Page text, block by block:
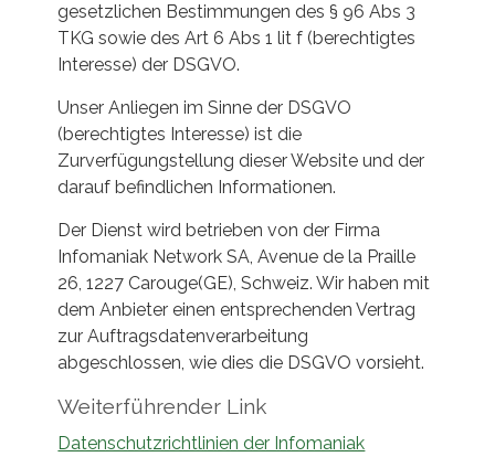
gesetzlichen Bestimmungen des § 96 Abs 3
TKG sowie des Art 6 Abs 1 lit f (berechtigtes
Interesse) der DSGVO.
Unser Anliegen im Sinne der DSGVO
(berechtigtes Interesse) ist die
Zurverfügungstellung dieser Website und der
darauf befindlichen Informationen.
Der Dienst wird betrieben von der Firma
Infomaniak Network SA, Avenue de la Praille
26, 1227 Carouge(GE), Schweiz. Wir haben mit
dem Anbieter einen entsprechenden Vertrag
zur Auftragsdatenverarbeitung
abgeschlossen, wie dies die DSGVO vorsieht.
Weiterführender Link
Datenschutzrichtlinien der Infomaniak